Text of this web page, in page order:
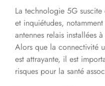
La technologie 5G
et inquiétudes,
antennes relais installées
Alors que la connectivité
est attrayante, il est
risques pour la santé